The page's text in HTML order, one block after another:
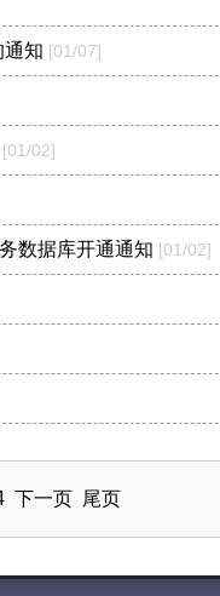
通知 [01/07]
[01/02]
数据库开通通知 [01/02]
下一页 尾页